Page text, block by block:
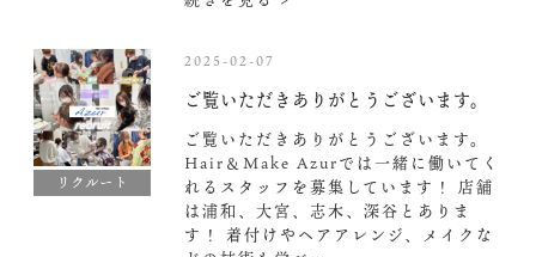
リクルート
2025-02-07
ご覧いただきありがとうございます。
ご覧いただきありがとうございます。
Hair＆Make Azurでは一緒に働いてく
れるスタッフを募集しています！ 店舗
は浦和、大宮、志木、深谷とありま
す！ 着付けやヘアアレンジ、メイクな